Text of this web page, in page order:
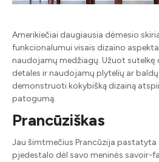
Amerikiečiai daugiausia dėmesio
funkcionalumui visais dizaino
naudojamų medžiagų. Užuot sutelkę
detales ir naudojamų plytelių ar
demonstruoti kokybišką dizainą
patogumą.
Prancūziškas
Jau šimtmečius Prancūzija pastatyta
pjedestalo dėl savo meninės savoir-